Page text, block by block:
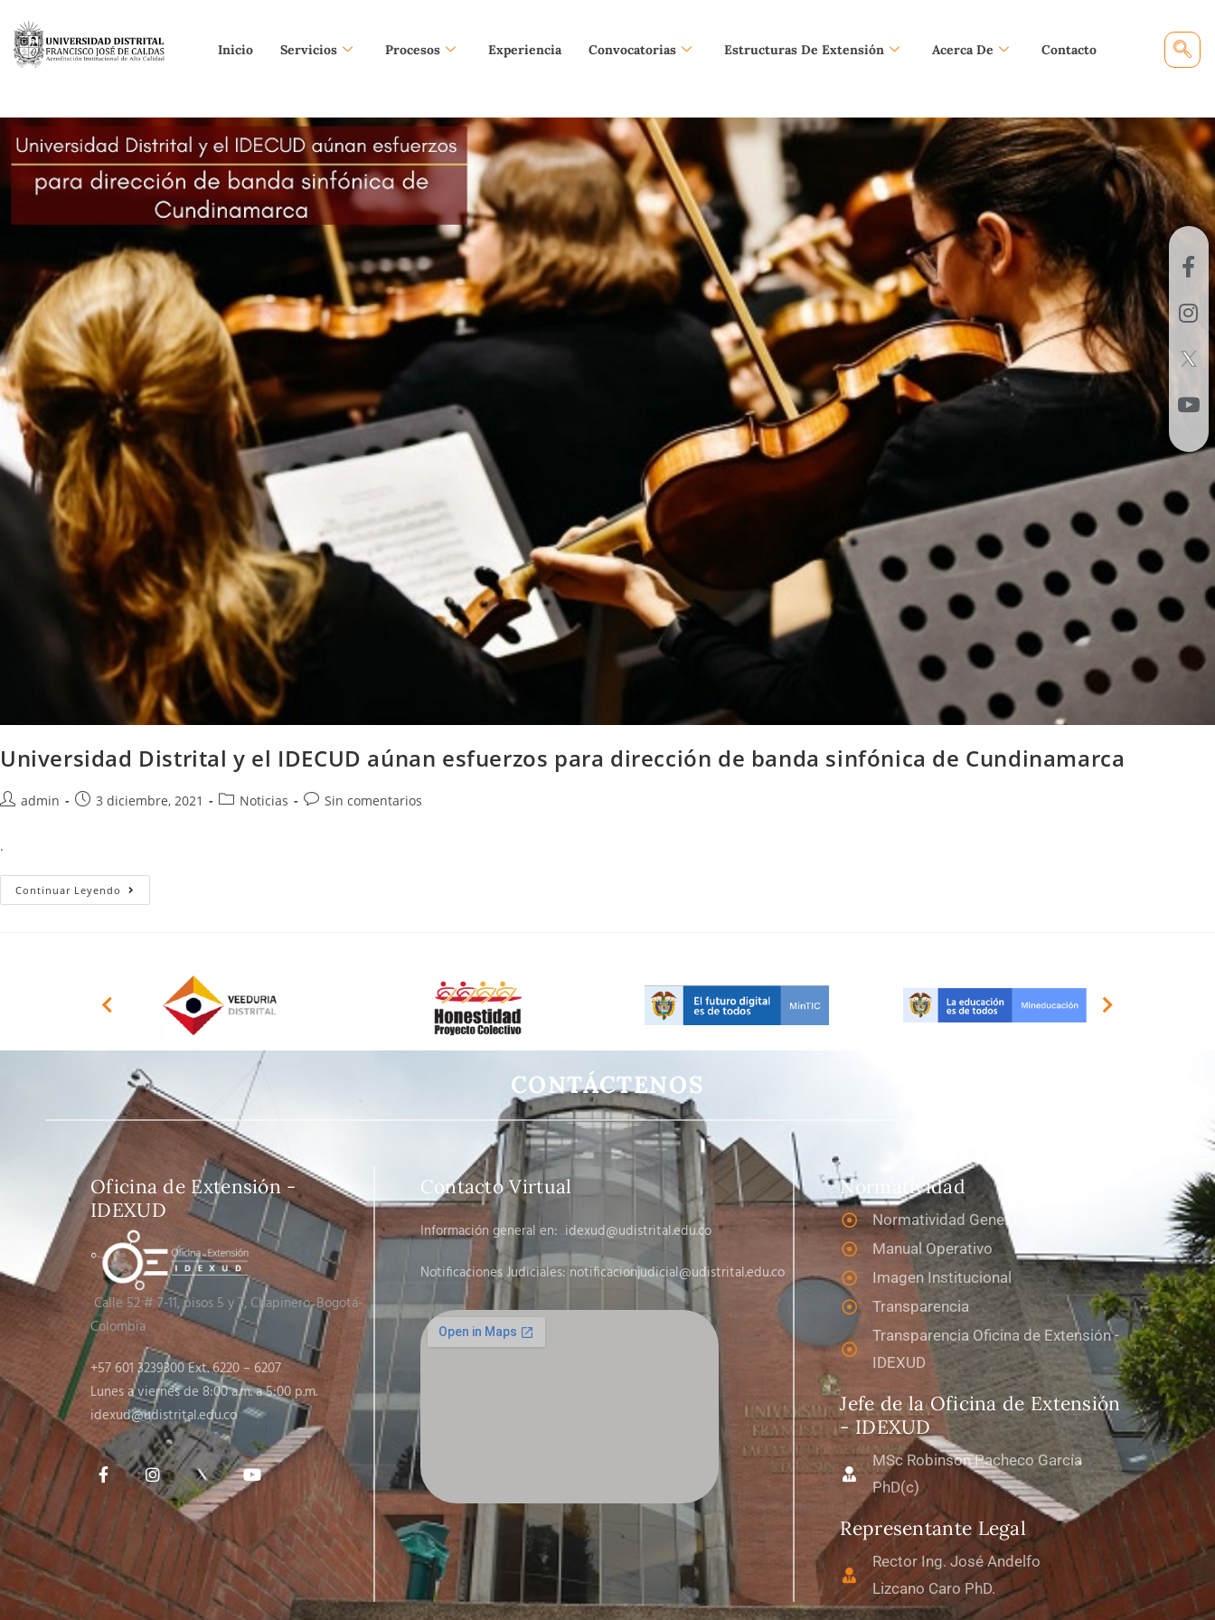
Inicio Servicios Procesos Experiencia Convocatorias Estructuras De Extensión Acerca De Contacto
Universidad Distrital y el IDECUD aúnan esfuerzos para dirección de banda sinfónica de Cundinamarca
admin 3 diciembre, 2021 Noticias Sin comentarios
.
Continuar Leyendo
CONTÁCTENOS
Oficina de Extensión -
IDEXUD
Calle 52 # 7-11, pisos 5 y 7, Chapinero, Bogotá-
Colombia
+57 601 3239300 Ext. 6220 – 6207
Lunes a viernes de 8:00 a.m. a 5:00 p.m.
idexud@udistrital.edu.co
Contacto Virtual
Información general en: idexud@udistrital.edu.co
Notificaciones Judiciales: notificacionjudicial@udistrital.edu.co
Normatividad
Normatividad General
Manual Operativo
Imagen Institucional
Transparencia
Transparencia Oficina de Extensión -
IDEXUD
Jefe de la Oficina de Extensión
- IDEXUD
MSc Robinson Pacheco García
PhD(c)
Representante Legal
Rector Ing. José Andelfo
Lizcano Caro PhD.